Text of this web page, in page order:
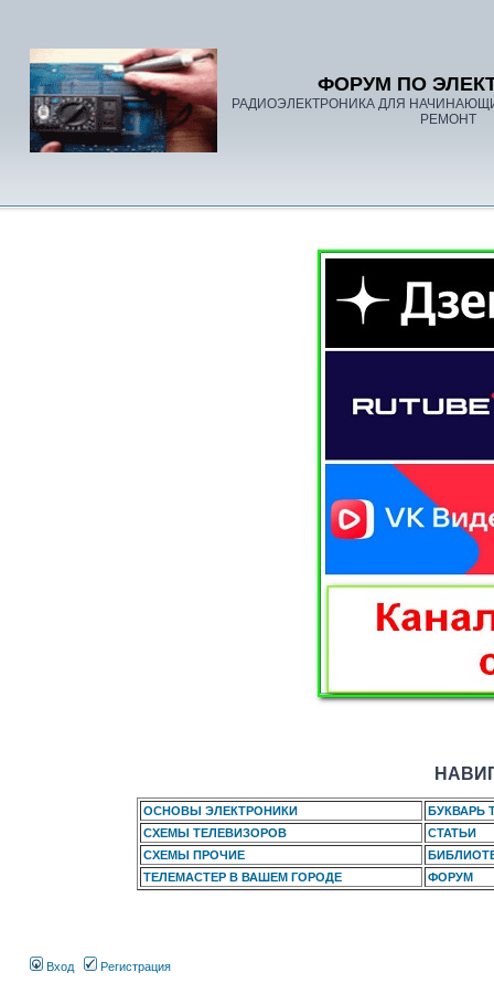
ФОРУМ ПО
РАДИОЭЛЕКТРОНИКА ДЛЯ
РЕМОНТ
ОСНОВЫ ЭЛЕКТРОНИКИ
БУКВАРЬ
СХЕМЫ ТЕЛЕВИЗОРОВ
СТАТЬИ
СХЕМЫ ПРОЧИЕ
ТЕЛЕМАСТЕР В ВАШЕМ ГОРОДЕ
ФОРУМ
Вход Регистрация